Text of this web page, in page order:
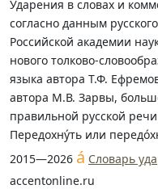
Ударения в словах и
согласно данным
Российской академии
нового толково-
языка автора Т.Ф.
автора М.В. Зарвы,
правильной русской
Передохну́ть или
2015—2026 á Словарь
accentonline.ru